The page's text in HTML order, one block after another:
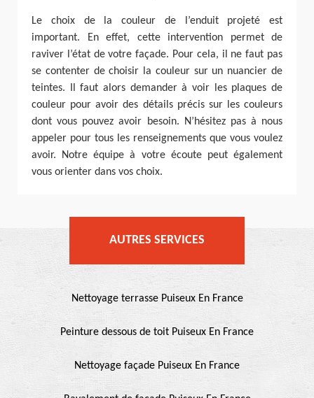
Le choix de la couleur de l’enduit projeté est
important. En effet, cette intervention permet de
raviver l’état de votre façade. Pour cela, il ne faut pas
se contenter de choisir la couleur sur un nuancier de
teintes. Il faut alors demander à voir les plaques de
couleur pour avoir des détails précis sur les couleurs
dont vous pouvez avoir besoin. N’hésitez pas à nous
appeler pour tous les renseignements que vous voulez
avoir. Notre équipe à votre écoute peut également
vous orienter dans vos choix.
AUTRES SERVICES
Nettoyage terrasse Puiseux En France
Peinture dessous de toit Puiseux En France
Nettoyage façade Puiseux En France